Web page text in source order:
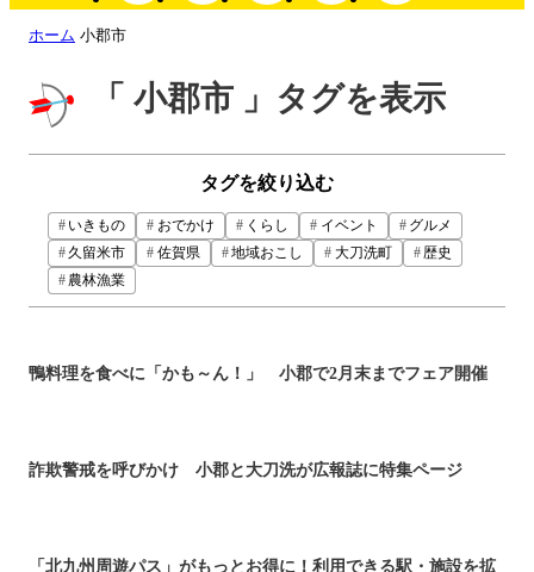
ホーム 小郡市
「 小郡市 」タグを表示
タグを絞り込む
いきもの おでかけ くらし イベント
グルメ
久留米市
佐賀県 地域おこし 大刀洗町
歴史
農林漁業
鴨料理を食べに「かも～ん！」 小郡で2月末までフェア開催
詐欺警戒を呼びかけ 小郡と大刀洗が広報誌に特集ページ
「北九州周遊パス」がもっとお得に！利用できる駅・施設を拡